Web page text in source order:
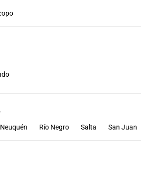
Neuquén Río Negro Salta San Juan